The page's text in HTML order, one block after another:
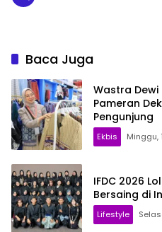
Baca Juga
Wastra
Pameran
Pengunjung
Ekbis Minggu,
IFDC 2026
Bersaing di
Lifestyle